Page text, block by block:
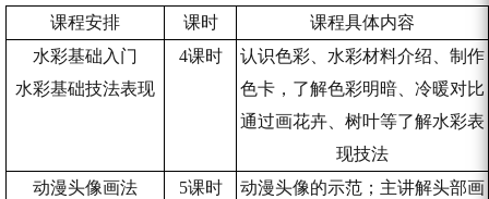
课程安排
课时
课程具体内容
水彩基础入门
水彩基础技法表现
4课时
认识色彩、水彩材料介绍、制作
色卡，了解色彩明暗、冷暖对比
通过画花卉、树叶等了解水彩表
现技法
动漫头像画法
5课时
动漫头像的示范；主讲解头部画